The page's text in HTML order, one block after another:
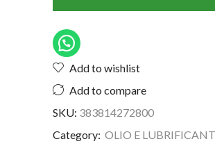
Add to wishlist
Add to compare
SKU: 383814272800
Category: OLIO E